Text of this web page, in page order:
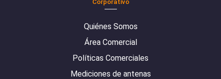
Quiénes Somos
Área Comercial
Políticas Comerciales
Mediciones de antenas